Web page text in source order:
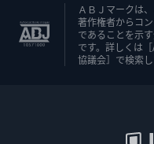
ＡＢＪマークは
著作権者からコ
であることを示
です。詳しくは
協議会］で検索し